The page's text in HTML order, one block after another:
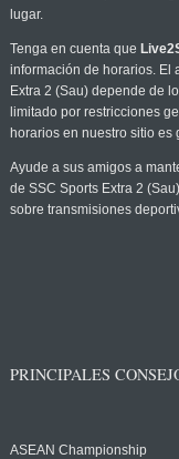
lugar.
Tenga en cuenta que
información de horarios. El
Extra 2 (Sau) depende de
limitado por restricciones
horarios en nuestro sitio es
Ayude a sus amigos a
de SSC Sports Extra 2
sobre transmisiones
PRINCIPALES
ASEAN Championship